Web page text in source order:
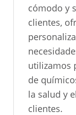
cómodo y
clientes,
utilizamos
de
la salud y
clientes.